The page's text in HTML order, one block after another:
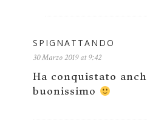
SPIGNATTANDO
30 Marzo 2019 at 9:42
Ha conquistato
buonissimo